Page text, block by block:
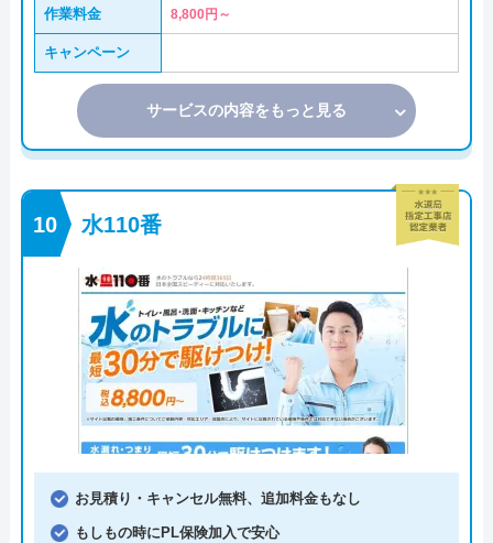
作業料金 8,800円～
キャンペーン
サービスの内容をもっと見る
水110番
お見積り・キャンセル無料、追加料金もなし
もしもの時にPL保険加入で安心